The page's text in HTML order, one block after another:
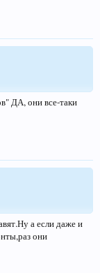
ДА, они все-таки
а если даже и
они